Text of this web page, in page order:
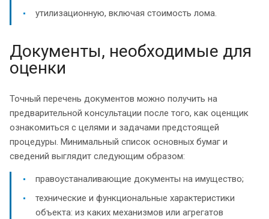
утилизационную, включая стоимость лома.
Документы, необходимые для
оценки
Точный перечень документов можно получить на
предварительной консультации после того, как оценщик
ознакомиться с целями и задачами предстоящей
процедуры. Минимальный список основных бумаг и
сведений выглядит следующим образом:
правоустаналивающие документы на имущество;
технические и функциональные характеристики
объекта: из каких механизмов или агрегатов